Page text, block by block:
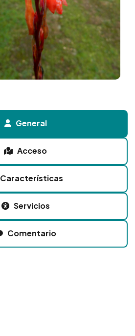
General
Acceso
Características
Servicios
Comentario